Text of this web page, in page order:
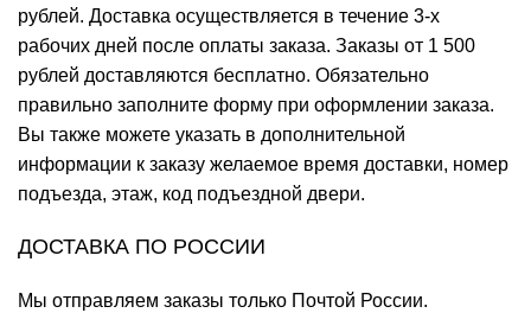
рублей. Доставка осуществляется в течение 3-х
рабочих дней после оплаты заказа. Заказы от 1 500
рублей доставляются бесплатно. Обязательно
правильно заполните форму при оформлении заказа.
Вы также можете указать в дополнительной
информации к заказу желаемое время доставки, номер
подъезда, этаж, код подъездной двери.
ДОСТАВКА ПО РОССИИ
Мы отправляем заказы только Почтой России.